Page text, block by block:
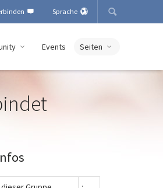
Sprache
Events Seiten